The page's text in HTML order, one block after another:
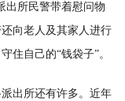
出所民警带着慰问物
向老人及其家人进行
住自己的“钱袋子”。
出所还有许多。近年